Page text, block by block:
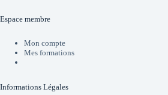
Espace membre
Mon compte
Mes formations
Informations Légales